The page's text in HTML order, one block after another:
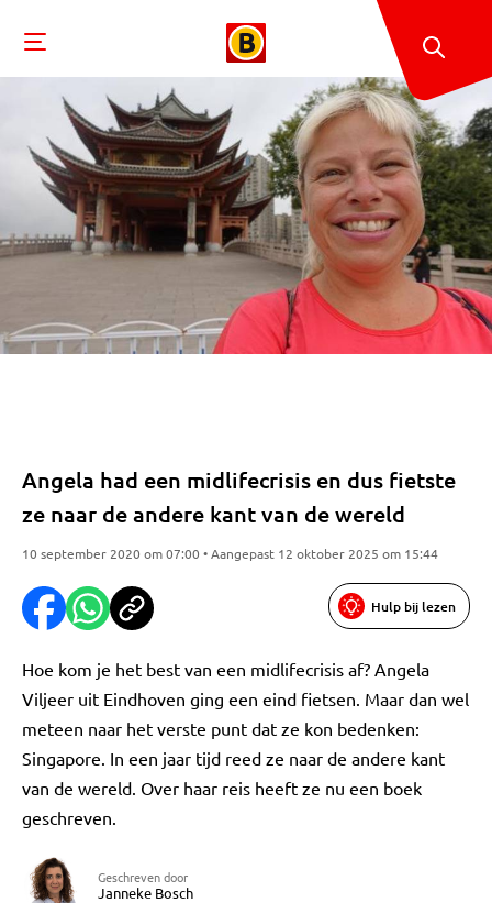
Angela had een midlifecrisis en dus fietste
ze naar de andere kant van de wereld
10 september 2020 om 07:00 • Aangepast 12 oktober 2025 om 15:44
Hulp bij lezen
Hoe kom je het best van een midlifecrisis af? Angela
Viljeer uit Eindhoven ging een eind fietsen. Maar dan wel
meteen naar het verste punt dat ze kon bedenken:
Singapore. In een jaar tijd reed ze naar de andere kant
van de wereld. Over haar reis heeft ze nu een boek
geschreven.
Geschreven door
Janneke Bosch